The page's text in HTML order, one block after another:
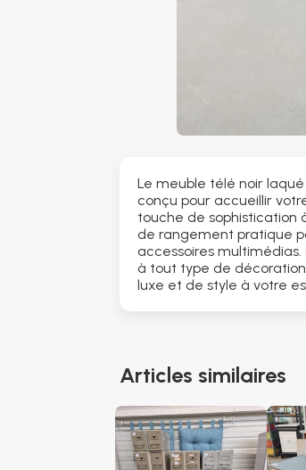
Le meuble télé noir
conçu pour accueillir
touche de sophistication
de rangement pratique
accessoires
à tout type de
luxe et de style à votre
Articles similaires